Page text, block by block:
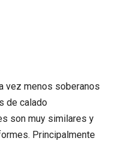
vez menos soberanos
de calado
son muy similares y
Principalmente